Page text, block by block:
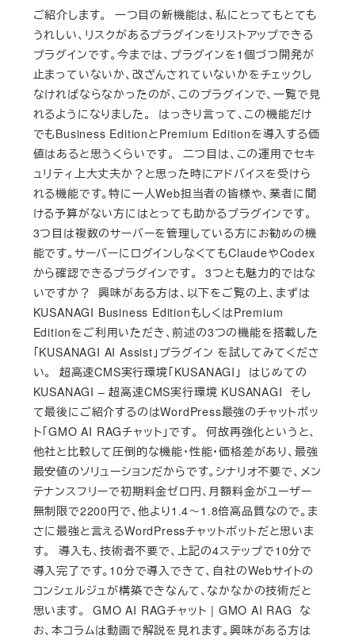
ご紹介します。 一つ目の新機能は、私にとってもとても
うれしい、リスクがあるプラグインをリストアップできる
プラグインです。今までは、プラグインを1個づつ開発が
止まっていないか、改ざんされていないかをチェックし
なければならなかったのが、このプラグインで、一覧で見
れるようになりました。 はっきり言って、この機能だけ
でもBusiness EditionとPremium Editionを導入する価
値はあると思うくらいです。 二つ目は、この運用でセキ
ュリティ上大丈夫か？と思った時にアドバイスを受けら
れる機能です。特に一人Web担当者の皆様や、業者に聞
ける予算がない方にはとっても助かるプラグインです。
3つ目は複数のサーバーを管理している方にお勧めの機
能です。サーバーにログインしなくてもClaudeやCodex
から確認できるプラグインです。 3つとも魅力的ではな
いですか？ 興味がある方は、以下をご覧の上、まずは
KUSANAGI Business EditionもしくはPremium
Editionをご利用いただき、前述の3つの機能を搭載した
「KUSANAGI AI Assist」プラグイン を試してみてくださ
い。 超高速CMS実行環境「KUSANAGI」 はじめての
KUSANAGI – 超高速CMS実行環境 KUSANAGI そし
て最後にご紹介するのはWordPress最強のチャットボッ
ト「GMO AI RAGチャット」です。 何故再強化というと、
他社と比較して圧倒的な機能・性能・価格差があり、最強
最安値のソリューションだからです。シナリオ不要で、メン
テナンスフリーで初期料金ゼロ円、月額料金がユーザー
無制限で2200円で、他より1.4～1.8倍高品質なので。ま
さに最強と言えるWordPressチャットボットだと思いま
す。 導入も、技術者不要で、上記の4ステップで10分で
導入完了です。10分で導入できて、自社のWebサイトの
コンシェルジュが構築できなんて、なかなかの技術だと
思います。 GMO AI RAGチャット | GMO AI RAG な
お、本コラムは動画で解説を見れます。興味がある方は